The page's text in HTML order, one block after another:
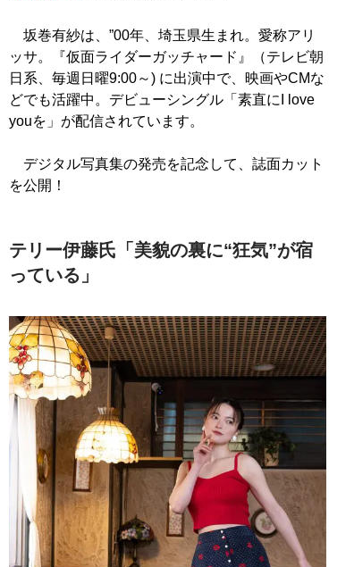
坂巻有紗は、”00年、埼玉県生まれ。愛称アリ
ッサ。『仮面ライダーガッチャード』（テレビ朝
日系、毎週日曜9:00～) に出演中で、映画やCMな
どでも活躍中。デビューシングル「素直にI love
youを」が配信されています。
デジタル写真集の発売を記念して、誌面カット
を公開！
テリー伊藤氏「美貌の裏に“狂気”が宿
っている」